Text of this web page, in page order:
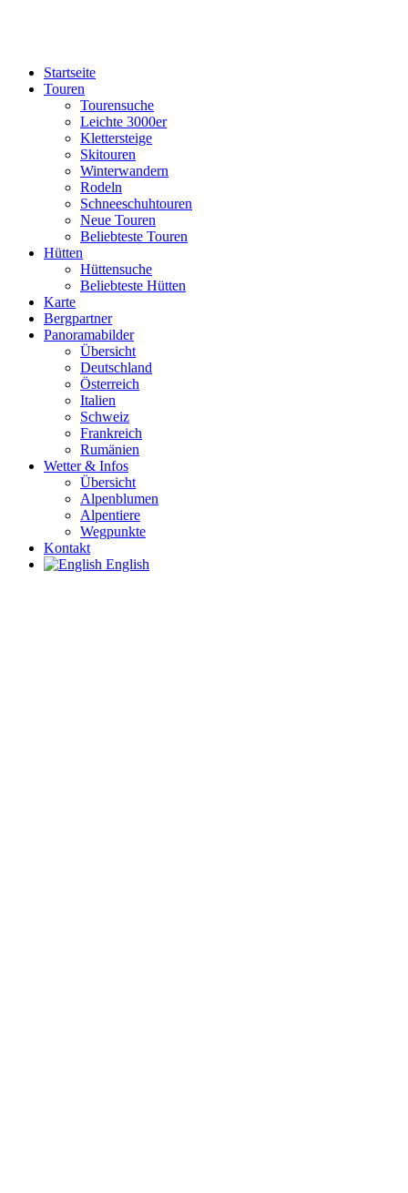
Startseite
Touren
Tourensuche
Leichte 3000er
Klettersteige
Skitouren
Winterwandern
Rodeln
Schneeschuhtouren
Neue Touren
Beliebteste Touren
Hütten
Hüttensuche
Beliebteste Hütten
Karte
Bergpartner
Panoramabilder
Übersicht
Deutschland
Österreich
Italien
Schweiz
Frankreich
Rumänien
Wetter & Infos
Übersicht
Alpenblumen
Alpentiere
Wegpunkte
Kontakt
English